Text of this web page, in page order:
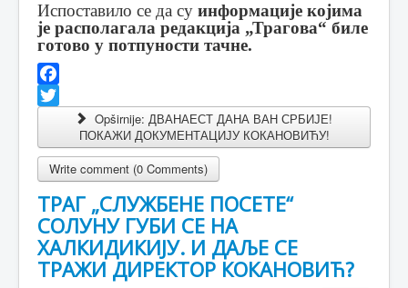
Испоставило се да су информације којима
је располагала редакција „Трагова“ биле
готово у потпуности тачне.
Facebook
Opširnije: ДВАНАЕСТ ДАНА ВАН СРБИЈЕ!
ПОКАЖИ ДОКУМЕНТАЦИЈУ КОКАНОВИЋУ!
Write comment (0 Comments)
ТРАГ „СЛУЖБЕНЕ ПОСЕТЕ“
СОЛУНУ ГУБИ СЕ НА
ХАЛКИДИКИЈУ. И ДАЉЕ СЕ
ТРАЖИ ДИРЕКТОР КОКАНОВИЋ?